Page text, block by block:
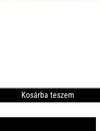
Kosárba teszem